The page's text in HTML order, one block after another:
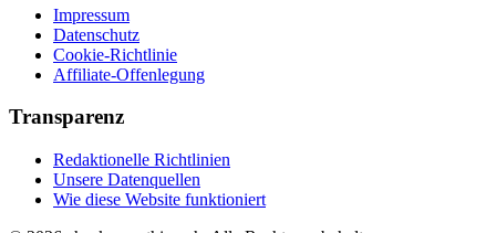
Impressum
Datenschutz
Cookie-Richtlinie
Affiliate-Offenlegung
Transparenz
Redaktionelle Richtlinien
Unsere Datenquellen
Wie diese Website funktioniert